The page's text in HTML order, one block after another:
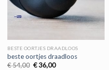
BESTE OORTJES DRAADLOOS
beste oortjes draadloos
€54,00 Oorspronkelijke
€36,00Huidige